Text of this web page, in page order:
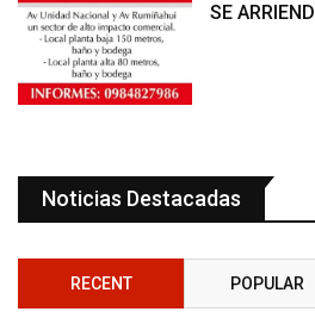
SE
Noticias Destacadas
RECENT POPULAR